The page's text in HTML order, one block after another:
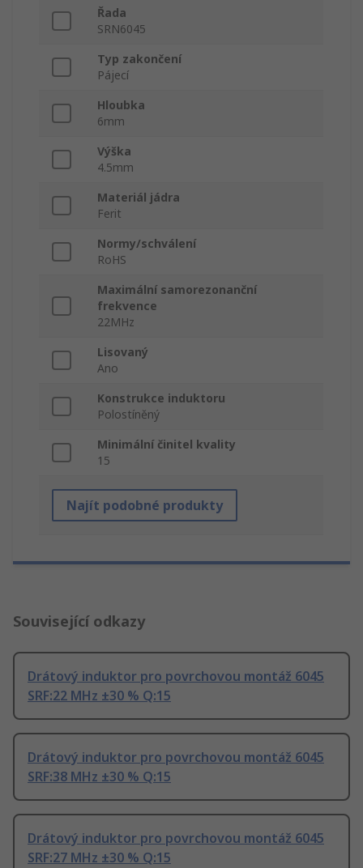
Řada
SRN6045
Typ zakončení
Pájecí
Hloubka
6mm
Výška
4.5mm
Materiál jádra
Ferit
Normy/schválení
RoHS
Maximální samorezonanční
frekvence
22MHz
Lisovaný
Ano
Konstrukce induktoru
Polostíněný
Minimální činitel kvality
15
Najít podobné produkty
Související odkazy
Drátový induktor pro povrchovou montáž 6045
SRF:22 MHz ±30 % Q:15
Drátový induktor pro povrchovou montáž 6045
SRF:38 MHz ±30 % Q:15
Drátový induktor pro povrchovou montáž 6045
SRF:27 MHz ±30 % Q:15